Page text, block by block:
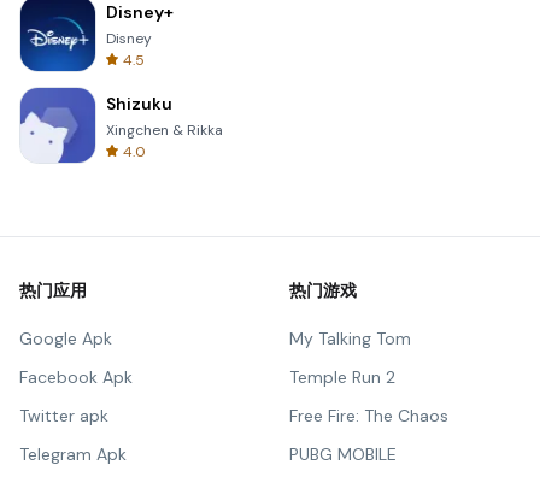
Disney+
Disney
4.5
Shizuku
Xingchen & Rikka
4.0
热门应用
Google Apk
Facebook Apk
Twitter apk
Telegram Apk
热门游戏
My Talking Tom
Temple Run 2
Free Fire: The Chaos
PUBG MOBILE